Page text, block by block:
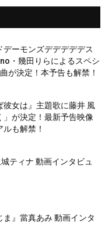
ーモンズデデデデデス
・幾田りらによるスペシ
が決定！本予告も解禁！
彼女は』主題歌に藤井 風
」が決定！最新予告映像
も解禁！
ティナ 動画インタビュ
ま』當真あみ 動画インタ